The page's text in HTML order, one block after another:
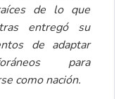
de lo que
entregó su
de adaptar
para
como nación.